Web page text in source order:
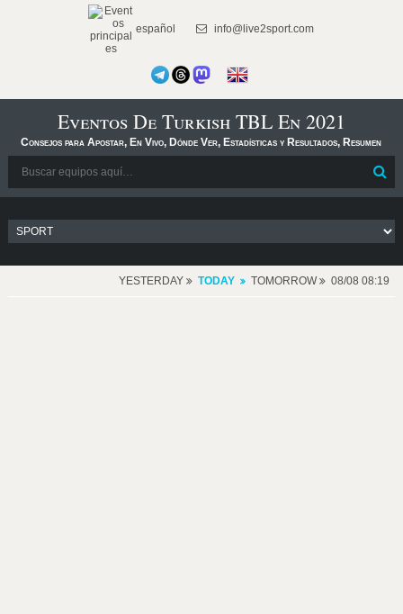
español info@live2sport.com
Eventos De Turkish TBL En 2021
Consejos para Apostar, En Vivo, Dónde Ver, Estadísticas y Resultados, Resumen
YESTERDAY TODAY TOMORROW 08/08 08:19